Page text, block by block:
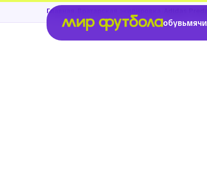
обувьмячи
Главная